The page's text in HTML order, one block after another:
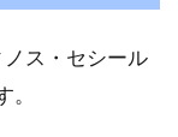
ス・セシール